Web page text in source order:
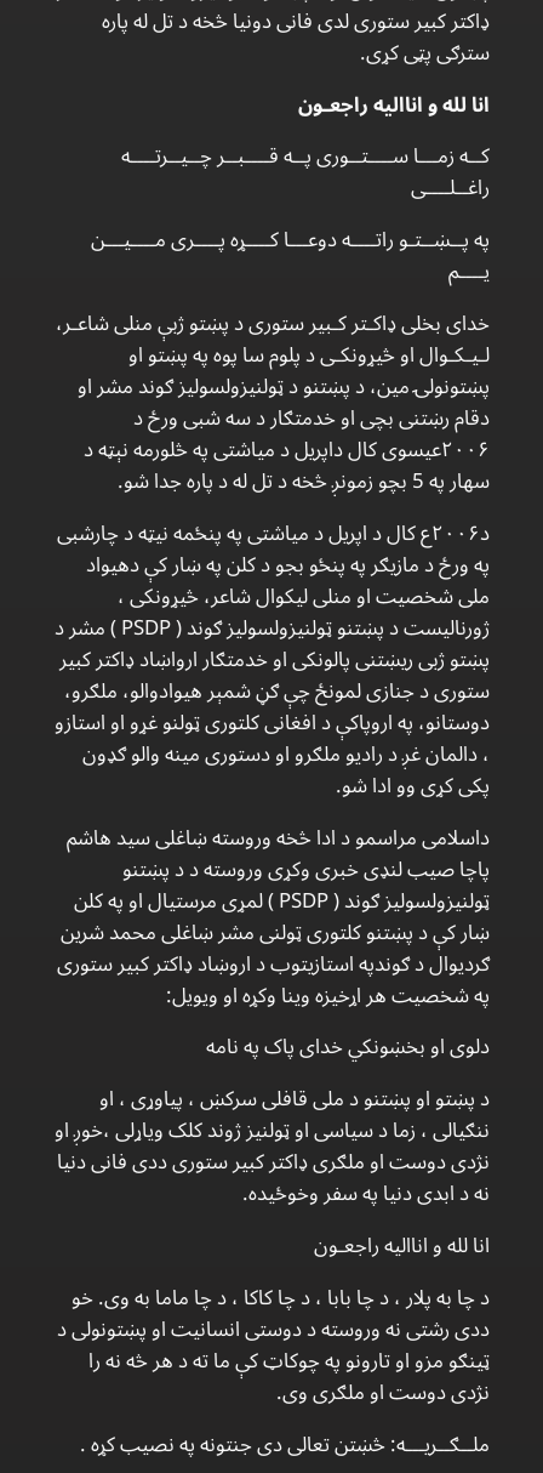
ډاکتر کبیر ستوری لدی فانی دونیا څخه د تل له پاره
سترګی پټی کړی.
انا لله و اناالیه راجعـون
کــه زمـــا ســــتــوری پــه قــــبــر چــیــرتــــه
راغــلــــی
په پــښــتـو راتــــه دوعـــا کــــړه پــــری مــــیـــن
یــــم
خدای بخلی ډاکـتر کـبیر ستوری د پښتو ژبې منلی شاعـر،
لـیـکـوال او څیړونکـی د پلوم سا پوه په پښتو او
پښتونولۍ مین، د پښتنو د ټولنیزولسولیز ګوند مشر او
دقام رښتنی بچی او خدمتګار د سه شبی ورځ د
۲۰۰۶عیسوی کال داپریل د میاشتی په څلورمه نېټه د
سهار په 5 بچو زمونږ څخه د تل له د پاره جدا شو.
د۲۰۰۶ع کال د اپریل د میاشتی په پنځمه نیټه د چارشبی
په ورځ د مازیګر په پنځو بجو د کلن په ښار کې دهیواد
ملی شخصیت او منلی لیکوال شاعر، څیړونکی ،
ژورنالیست د پښتنو ټولنیزولسولیز ګوند ( PSDP ) مشر د
پښتو ژبی ریښتنی پالونکی او خدمتګار ارواښاد ډاکتر کبیر
ستوری د جنازی لمونځ چې ګڼ شمېر هیوادوالو، ملګرو،
دوستانو، په اروپاکې د افغانی کلتوری ټولنو غړو او استازو
، دالمان غږ د رادیو ملګرو او دستوری مینه والو ګډون
پکی کړی وو ادا شو.
داسلامی مراسمو د ادا څخه وروسته ښاغلی سید هاشم
پاچا صیب لنډی خبری وکړی وروسته د د پښتنو
ټولنیزولسولیز ګوند ( PSDP ) لمړی مرستیال او په کلن
ښار کې د پښتنو کلتوری ټولنی مشر ښاغلی محمد شرین
ګردیوال د ګوندپه استازیتوب د اروښاد ډاکتر کبیر ستوری
په شخصیت هر اړخیزه وینا وکړه او ویویل:
دلوی او بخښونکي خدای پاک په نامه
د پښتو او پښتنو د ملی قافلی سرکښ ، پیاوړی ، او
ننګیالی ، زما د سیاسی او ټولنیز ژوند کلک ویاړلی ،خوږ او
نژدی دوست او ملګری ډاکتر کبیر ستوری ددی فانی دنیا
نه د ابدی دنیا په سفر وخوځیده.
انا لله و اناالیه راجعـون
د چا به پلار ، د چا بابا ، د چا کاکا ، د چا ماما به وی. خو
ددی رشتی نه وروسته د دوستی انسانیت او پښتونولی د
ټینګو مزو او تارونو په چوکاټ کې ما ته د هر څه نه را
نژدی دوست او ملګری وی.
ملــګــریـــه: څښتن تعالی دی جنتونه په نصیب کړه .